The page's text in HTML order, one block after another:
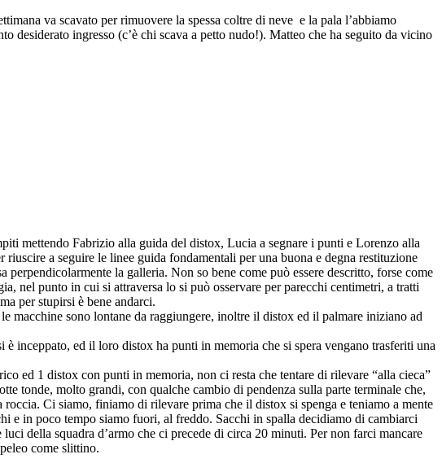
va scavato per rimuovere la spessa coltre di neve e la pala l’abbiamo
desiderato ingresso (c’è chi scava a petto nudo!). Matteo che ha seguito da vicino
mettendo Fabrizio alla guida del distox, Lucia a segnare i punti e Lorenzo alla
a seguire le linee guida fondamentali per una buona e degna restituzione
la galleria. Non so bene come può essere descritto, forse come
nel punto in cui si attraversa lo si può osservare per parecchi centimetri, a tratti
per stupirsi è bene andarci.
macchine sono lontane da raggiungere, inoltre il distox ed il palmare iniziano ad
inceppato, ed il loro distox ha punti in memoria che si spera vengano trasferiti una
ed 1 distox con punti in memoria, non ci resta che tentare di rilevare “alla cieca”
tonde, molto grandi, con qualche cambio di pendenza sulla parte terminale che,
Ci siamo, finiamo di rilevare prima che il distox si spenga e teniamo a mente
e in poco tempo siamo fuori, al freddo. Sacchi in spalla decidiamo di cambiarci
della squadra d’armo che ci precede di circa 20 minuti. Per non farci mancare
come slittino.